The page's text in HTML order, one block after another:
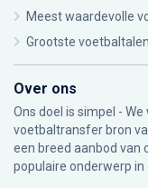
Meest waardevolle
Grootste
Over ons
Ons doel is simpel -
voetbaltransfer bron
een breed aanbod
populaire onderwerp